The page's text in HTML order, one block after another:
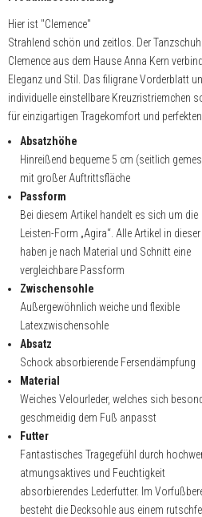
Hier ist "Clemence"
Strahlend schön und zeitlos. Der Tanzschuh
Clemence aus dem Hause Anna Kern
Eleganz und Stil. Das filigrane Vorderblatt
individuelle einstellbare Kreuzristriemchen
für einzigartigen Tragekomfort und perfekten
Absatzhöhe
Hinreißend bequeme 5 cm (seitlich
mit großer Auftrittsfläche
Passform
Bei diesem Artikel handelt es sich um die
Leisten-Form „Agira“. Alle Artikel in
haben je nach Material und Schnitt eine
vergleichbare Passform
Zwischensohle
Außergewöhnlich weiche und flexible
Latexzwischensohle
Absatz
Schock absorbierende Fersendämpfung
Material
Weiches Velourleder, welches sich
geschmeidig dem Fuß anpasst
Futter
Fantastisches Tragegefühl durch
atmungsaktives und Feuchtigkeit
absorbierendes Lederfutter. Im
besteht die Decksohle aus einem